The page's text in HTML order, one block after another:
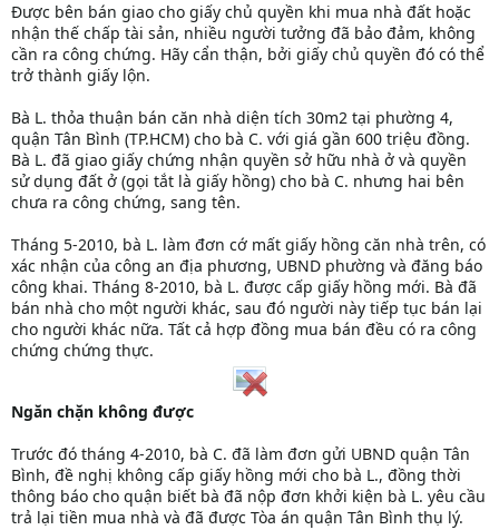
Được bên bán giao cho giấy chủ quyền khi mua nhà đất hoặc
nhận thế chấp tài sản, nhiều người tưởng đã bảo đảm, không
cần ra công chứng. Hãy cẩn thận, bởi giấy chủ quyền đó có thể
trở thành giấy lộn.
Bà L. thỏa thuận bán căn nhà diện tích 30m2 tại phường 4,
quận Tân Bình (TP.HCM) cho bà C. với giá gần 600 triệu đồng.
Bà L. đã giao giấy chứng nhận quyền sở hữu nhà ở và quyền
sử dụng đất ở (gọi tắt là giấy hồng) cho bà C. nhưng hai bên
chưa ra công chứng, sang tên.
Tháng 5-2010, bà L. làm đơn cớ mất giấy hồng căn nhà trên, có
xác nhận của công an địa phương, UBND phường và đăng báo
công khai. Tháng 8-2010, bà L. được cấp giấy hồng mới. Bà đã
bán nhà cho một người khác, sau đó người này tiếp tục bán lại
cho người khác nữa. Tất cả hợp đồng mua bán đều có ra công
chứng chứng thực.
Ngăn chặn không được
Trước đó tháng 4-2010, bà C. đã làm đơn gửi UBND quận Tân
Bình, đề nghị không cấp giấy hồng mới cho bà L., đồng thời
thông báo cho quận biết bà đã nộp đơn khởi kiện bà L. yêu cầu
trả lại tiền mua nhà và đã được Tòa án quận Tân Bình thụ lý.